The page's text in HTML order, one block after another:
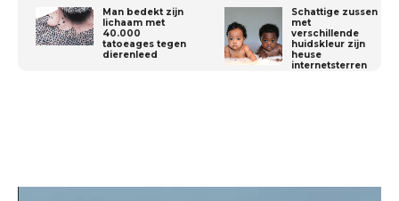
Man bedekt zijn
lichaam met
40.000
tatoeages tegen
dierenleed
Schattige zussen
met
verschillende
huidskleur zijn
heuse
internetsterren